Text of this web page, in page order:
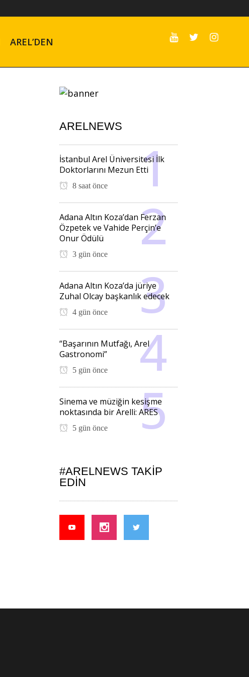
AREL’DEN
ARELNEWS
İstanbul Arel Üniversitesi İlk
Doktorlarını Mezun Etti
8 saat önce
Adana Altın Koza’dan Ferzan
Özpetek ve Vahide Perçin’e
Onur Ödülü
3 gün önce
Adana Altın Koza’da jüriye
Zuhal Olcay başkanlık edecek
4 gün önce
“Başarının Mutfağı, Arel
Gastronomi”
5 gün önce
Sinema ve müziğin kesişme
noktasında bir Arelli: ARES
5 gün önce
#ARELNEWS TAKIP
EDIN